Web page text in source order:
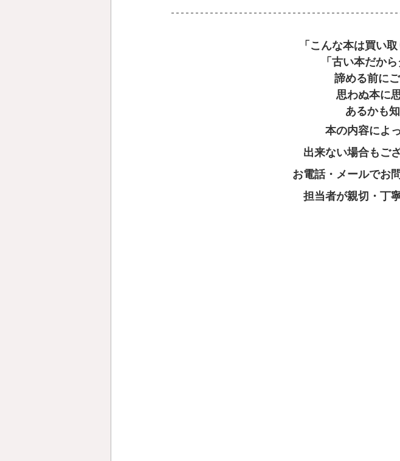
「こんな本は買い
「古い本だか
諦める前に
思わぬ本に
あるかも
本の内容によ
出来ない場合もご
お電話・メールでお
担当者が親切・丁